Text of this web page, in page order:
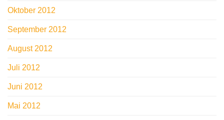
Oktober 2012
September 2012
August 2012
Juli 2012
Juni 2012
Mai 2012